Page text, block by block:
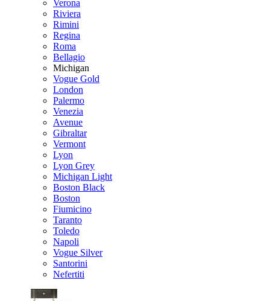
Verona
Riviera
Rimini
Regina
Roma
Bellagio
Michigan
Vogue Gold
London
Palermo
Venezia
Avenue
Gibraltar
Vermont
Lyon
Lyon Grey
Michigan Light
Boston Black
Boston
Fiumicino
Taranto
Toledo
Napoli
Vogue Silver
Santorini
Nefertiti